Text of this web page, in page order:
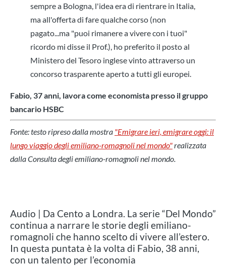
sempre a Bologna, l'idea era di rientrare in Italia,
ma all'offerta di fare qualche corso (non
pagato...ma "puoi rimanere a vivere con i tuoi"
ricordo mi disse il Prof.), ho preferito il posto al
Ministero del Tesoro inglese vinto attraverso un
concorso trasparente aperto a tutti gli europei.
Fabio, 37 anni, lavora come economista presso il gruppo
bancario HSBC
Fonte: testo ripreso dalla mostra "Emigrare ieri, emigrare oggi: il
lungo viaggio degli emiliano-romagnoli nel mondo"realizzata
dalla Consulta degli emiliano-romagnoli nel mondo.
Audio | Da Cento a Londra. La serie “Del Mondo”
continua a narrare le storie degli emiliano-
romagnoli che hanno scelto di vivere all’estero.
In questa puntata è la volta di Fabio, 38 anni,
con un talento per l’economia